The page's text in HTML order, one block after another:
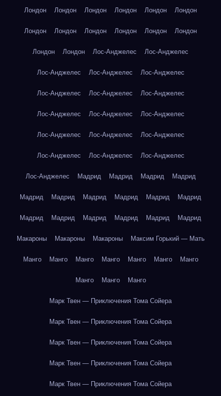
Лондон Лондон Лондон Лондон Лондон Лондон
Лондон Лондон Лондон Лондон Лондон Лондон
Лондон Лондон Лос-Анджелес Лос-Анджелес
Лос-Анджелес Лос-Анджелес Лос-Анджелес
Лос-Анджелес Лос-Анджелес Лос-Анджелес
Лос-Анджелес Лос-Анджелес Лос-Анджелес
Лос-Анджелес Лос-Анджелес Лос-Анджелес
Лос-Анджелес Лос-Анджелес Лос-Анджелес
Лос-Анджелес Мадрид Мадрид Мадрид Мадрид
Мадрид Мадрид Мадрид Мадрид Мадрид Мадрид
Мадрид Мадрид Мадрид Мадрид Мадрид Мадрид
Макароны Макароны Макароны Максим Горький — Мать
Манго Манго Манго Манго Манго Манго Манго
Манго Манго Манго
Марк Твен — Приключения Тома Сойера
Марк Твен — Приключения Тома Сойера
Марк Твен — Приключения Тома Сойера
Марк Твен — Приключения Тома Сойера
Марк Твен — Приключения Тома Сойера